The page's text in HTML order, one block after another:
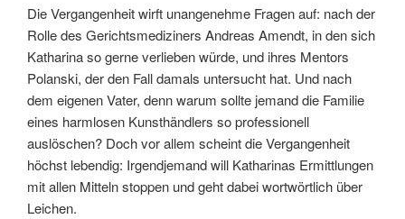
Die Vergangenheit wirft unangenehme Fragen auf: nach der
Rolle des Gerichtsmediziners Andreas Amendt, in den sich
Katharina so gerne verlieben würde, und ihres Mentors
Polanski, der den Fall damals untersucht hat. Und nach
dem eigenen Vater, denn warum sollte jemand die Familie
eines harmlosen Kunsthändlers so professionell
auslöschen? Doch vor allem scheint die Vergangenheit
höchst lebendig: Irgendjemand will Katharinas Ermittlungen
mit allen Mitteln stoppen und geht dabei wortwörtlich über
Leichen.